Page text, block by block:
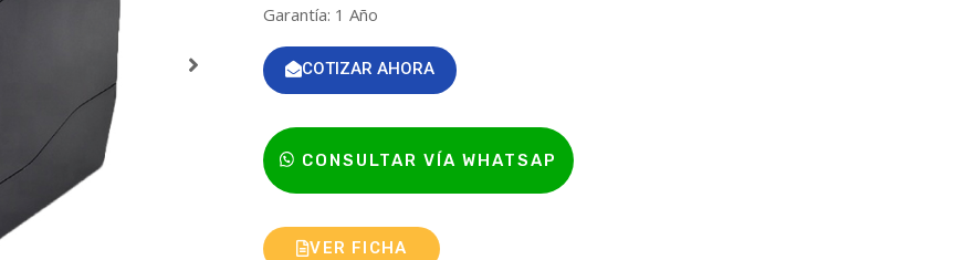
Garantía: 1 Año
COTIZAR AHORA
CONSULTAR VÍA WHATSAP
VER FICHA